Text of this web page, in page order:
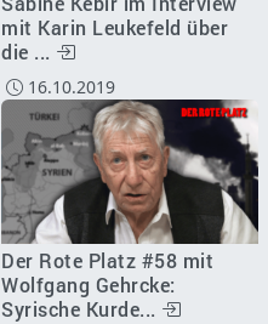
mit Karin Leukefeld über
die ...
16.10.2019
Der Rote Platz #58 mit
Wolfgang Gehrcke:
Syrische Kurde...